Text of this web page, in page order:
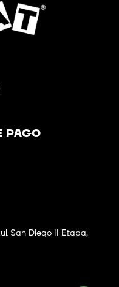
PAGO
San Diego II Etapa,